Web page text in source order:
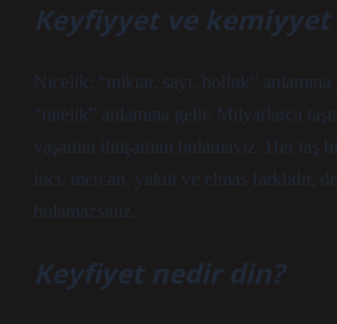
Keyfiyyet ve kemiyyet
Nicelik; “miktar, sayı, bolluk”
“nitelik” anlamına gelir. Milyarlarca
yaşamın ihtişamını bulamayız. Her taş
inci, mercan, yakut ve elmas farklıdır,
bulamazsınız.
Keyfiyet nedir din?